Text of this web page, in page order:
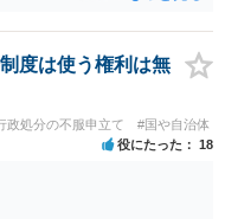
度は使う権利は無
政処分の不服申立て #国や自治体
役にたった 18